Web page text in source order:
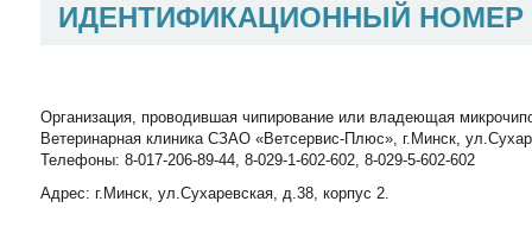
ИДЕНТИФИКАЦИОННЫЙ
Организация, проводившая чипирование или владеющая
Ветеринарная клиника СЗАО «Ветсервис-Плюс», г.Минск,
Телефоны: 8-017-206-89-44, 8-029-1-602-602, 8-029-5-602-602
Адрес: г.Минск, ул.Сухаревская, д.38, корпус 2.